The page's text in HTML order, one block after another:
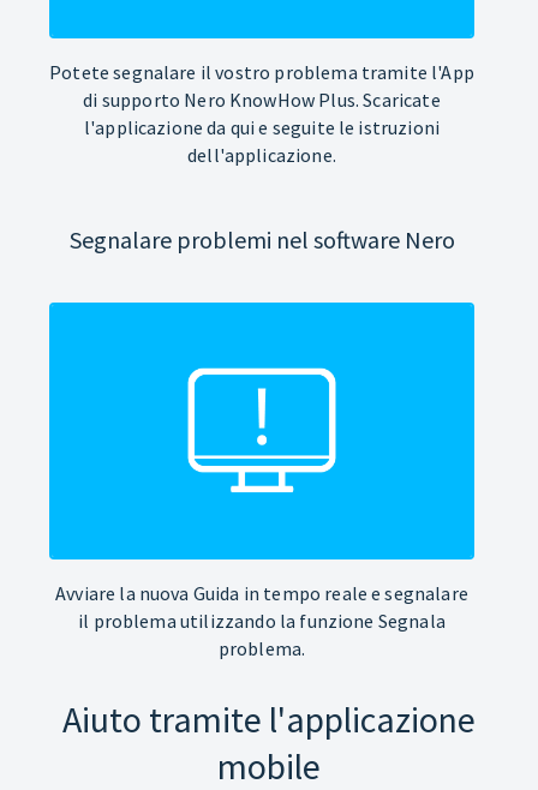
Potete segnalare il vostro problema tramite l'App
di supporto Nero KnowHow Plus. Scaricate
l'applicazione da qui e seguite le istruzioni
dell'applicazione.
Segnalare problemi nel software Nero
Avviare la nuova Guida in tempo reale e segnalare
il problema utilizzando la funzione Segnala
problema.
Aiuto tramite l'applicazione
mobile